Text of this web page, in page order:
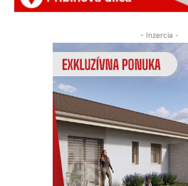
- Inzercia -